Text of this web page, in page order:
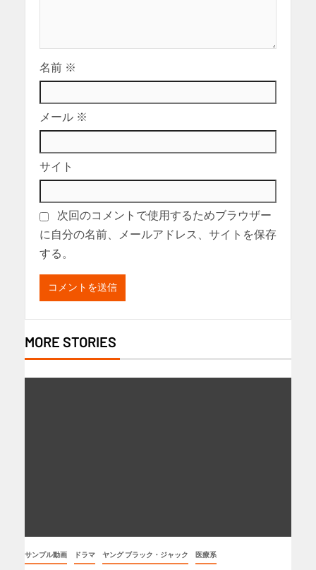
名前 ※
メール ※
サイト
次回のコメントで使用するためブラウザー
に自分の名前、メールアドレス、サイトを保存
する。
MORE STORIES
サンプル動画 ドラマ ヤング ブラック・ジャック 医療系